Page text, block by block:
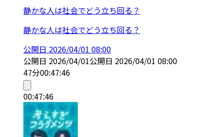
静かな人は社会でどう立ち回る？
静かな人は社会でどう立ち回る？
公開日 2026/04/01 08:00
公開日 2026/04/01公開日 2026/04/01 08:00
47分00:47:46
00:47:46